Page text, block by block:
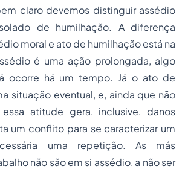
claro devemos distinguir assédio
de humilhação. A diferença
moral e ato de humilhação está na
é uma ação prolongada, algo
ocorre há um tempo. Já o ato de
situação eventual, e, ainda que não
atitude gera, inclusive, danos
um conflito para se caracterizar um
uma repetição. As más
não são em si assédio, a não ser